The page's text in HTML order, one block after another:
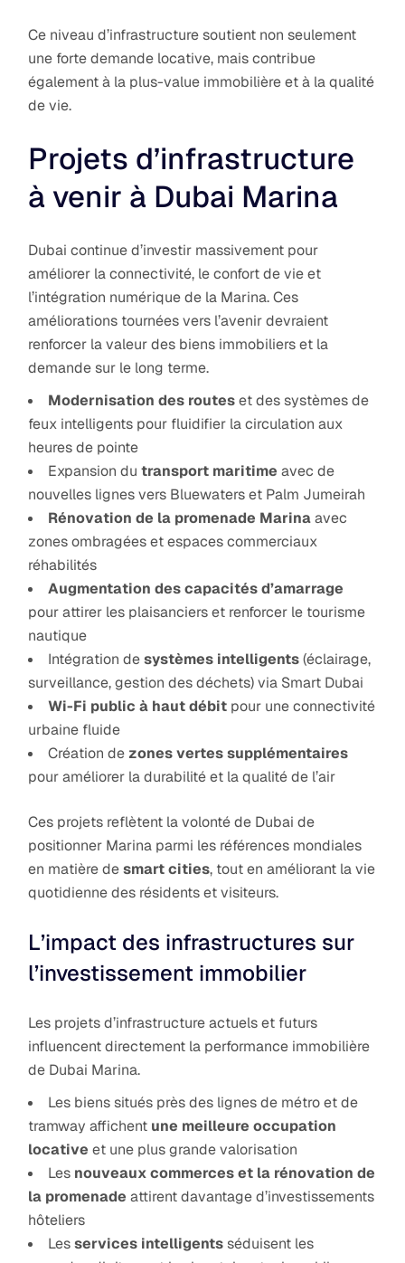
Ce niveau d’infrastructure soutient non seulement
une forte demande locative, mais contribue
également à la plus-value immobilière et à la qualité
de vie.
Projets d’infrastructure
à venir à Dubai Marina
Dubai continue d’investir massivement pour
améliorer la connectivité, le confort de vie et
l’intégration numérique de la Marina. Ces
améliorations tournées vers l’avenir devraient
renforcer la valeur des biens immobiliers et la
demande sur le long terme.
Modernisation des routeset des systèmes de
feux intelligents pour fluidifier la circulation aux
heures de pointe
Expansion dutransport maritime avec de
nouvelles lignes vers Bluewaters et Palm Jumeirah
Rénovation de la promenade Marinaavec
zones ombragées et espaces commerciaux
réhabilités
Augmentation des capacités d’amarrage
pour attirer les plaisanciers et renforcer le tourisme
nautique
Intégration desystèmes intelligents(éclairage,
surveillance, gestion des déchets) via Smart Dubai
Wi-Fi public à haut débit pour une connectivité
urbaine fluide
Création de zones vertes supplémentaires
pour améliorer la durabilité et la qualité de l’air
Ces projets reflètent la volonté de Dubai de
positionner Marina parmi les références mondiales
en matière desmart cities, tout en améliorant la vie
quotidienne des résidents et visiteurs.
L’impact des infrastructures sur
l’investissement immobilier
Les projets d’infrastructure actuels et futurs
influencent directement la performance immobilière
de Dubai Marina.
Les biens situés près des lignes de métro et de
tramway affichent une meilleure occupation
locative et une plus grande valorisation
Les nouveaux commerces et la rénovation de
la promenade attirent davantage d’investissements
hôteliers
Lesservices intelligentsséduisent les